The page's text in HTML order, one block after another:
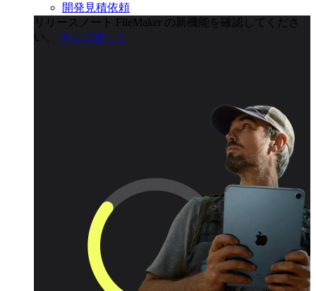
開発見積依頼
リリースノート
FileMaker の新機能を確認してくださ
い。
さらに詳しく